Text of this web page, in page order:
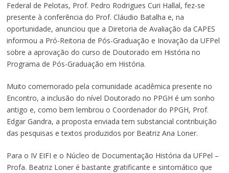
Federal de Pelotas, Prof. Pedro Rodrigues Curi Hallal, fez-se
presente à conferência do Prof. Cláudio Batalha e, na
oportunidade, anunciou que a Diretoria de Avaliação da CAPES
informou a Pró-Reitoria de Pós-Graduação e Inovação da UFPel
sobre a aprovação do curso de Doutorado em História no
Programa de Pós-Graduação em História.
Muito comemorado pela comunidade acadêmica presente no
Encontro, a inclusão do nível Doutorado no PPGH é um sonho
antigo e, como bem lembrou o Coordenador do PPGH, Prof.
Edgar Gandra, a proposta enviada tem substancial contribuição
das pesquisas e textos produzidos por Beatriz Ana Loner.
Para o IV EIFI e o Núcleo de Documentação História da UFPel –
Profa. Beatriz Loner é bastante gratificante e sintomático que